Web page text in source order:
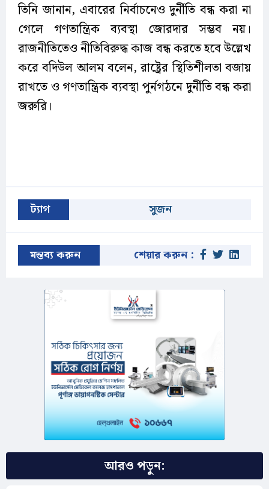
তিনি জানান, এবারের নির্বাচনেও দুর্নীতি বন্ধ করা না
গেলে গণতান্ত্রিক ব্যবস্থা জোরদার সম্ভব নয়।
রাজনীতিতেও নীতিবিরুদ্ধ কাজ বন্ধ করতে হবে উল্লেখ
করে বদিউল আলম বলেন, রাষ্ট্রের স্থিতিশীলতা বজায়
রাখতে ও গণতান্ত্রিক ব্যবস্থা পুর্নগঠনে দুর্নীতি বন্ধ করা
জরুরি।
ট্যাগ সুজন
মন্তব্য করুন শেয়ার করুন :
আরও পড়ুন: